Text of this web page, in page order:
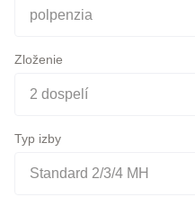
Stravovanie
Zloženie
Typ izby